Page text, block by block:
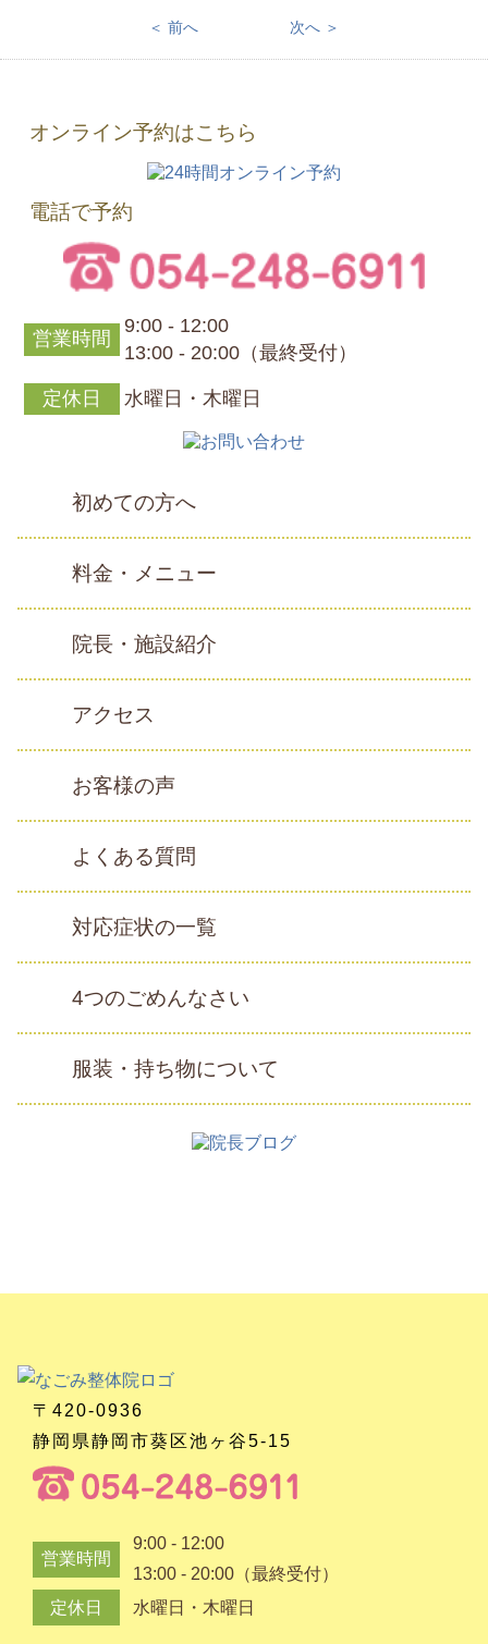
＜ 前へ 次へ ＞
オンライン予約はこちら
電話で予約
営業時間
9:00 - 12:00
13:00 - 20:00（最終受付）
定休日 水曜日・木曜日
初めての方へ
料金・メニュー
院長・施設紹介
アクセス
お客様の声
よくある質問
対応症状の一覧
4つのごめんなさい
服装・持ち物について
〒420-0936
静岡県静岡市葵区池ヶ谷5-15
営業時間
9:00 - 12:00
13:00 - 20:00（最終受付）
定休日
水曜日・木曜日